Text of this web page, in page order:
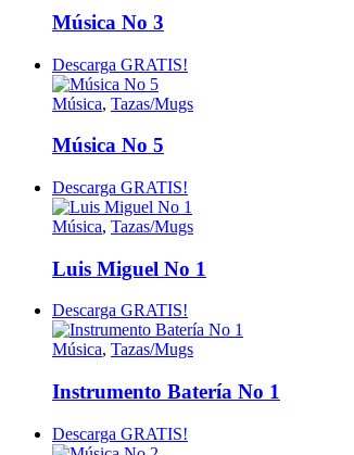
Música No 3
Descarga GRATIS!
Música, Tazas/Mugs
Música No 5
Descarga GRATIS!
Música, Tazas/Mugs
Luis Miguel No 1
Descarga GRATIS!
Música, Tazas/Mugs
Instrumento Batería No 1
Descarga GRATIS!